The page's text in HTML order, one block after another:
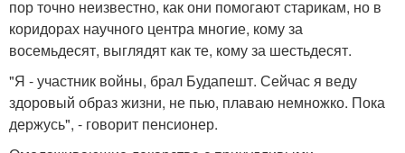
пор точно неизвестно, как они помогают старикам, но в
коридорах научного центра многие, кому за
восемьдесят, выглядят как те, кому за шестьдесят.
"Я - участник войны, брал Будапешт. Сейчас я веду
здоровый образ жизни, не пью, плаваю немножко. Пока
держусь", - говорит пенсионер.